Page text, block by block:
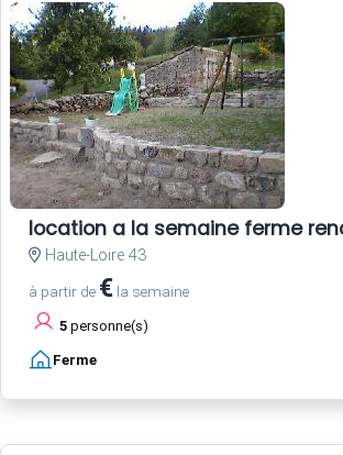
location a la semaine ferme
Haute-Loire 43
à partir de € la semaine
5 personne(s)
Ferme